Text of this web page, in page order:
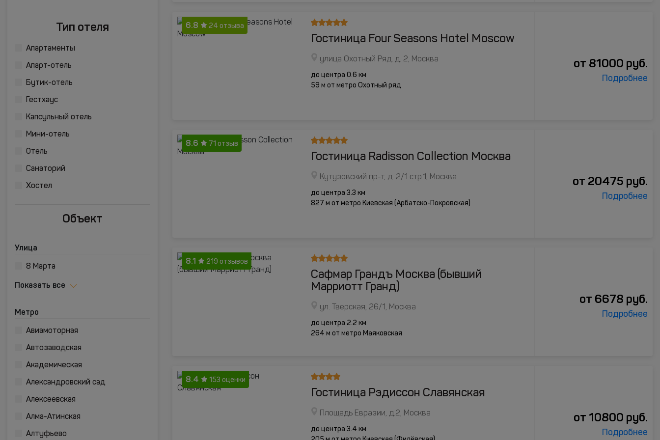
Тип отеля
Апартаменты
Апарт-отель
Бутик-отель
Гестхаус
Капсульный отель
Мини-отель
Отель
Санаторий
Хостел
Объект
Улица
8 Марта
Показать все
Метро
Авиамоторная
Автозаводская
Академическая
Александровский сад
Алексеевская
Алма-Атинская
Алтуфьево
6.8 24 отзыва
Гостиница Four Seasons Hotel Moscow
улица Охотный Ряд, д. 2, Москва
до центра 0.6 км
59 м от метро Охотный ряд
от 81000 руб.
Подробнее
8.6 71 отзыв
Гостиница Radisson Collection Москва
Кутузовский пр-т, д. 2/1 стр.1, Москва
до центра 3.3 км
827 м от метро Киевская (Арбатско-Покровская)
от 20475 руб.
Подробнее
8.1 219 отзывов
Сафмар Грандъ Москва (бывший
Марриотт Гранд)
ул. Тверская, 26/1, Москва
до центра 2.2 км
264 м от метро Маяковская
от 6678 руб.
Подробнее
8.4 153 оценки
Гостиница Рэдиссон Славянская
Площадь Евразии, д.2, Москва
до центра 3.4 км
от 10800 руб.
Подробнее